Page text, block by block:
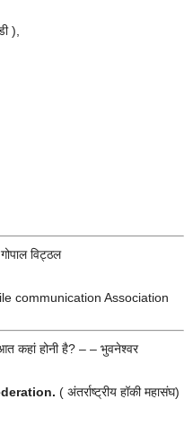
),
विट्ठल
communication Association
कहां होनी है? – – भुवनेश्वर
( अंतर्राष्ट्रीय हॉकी महासंघ)